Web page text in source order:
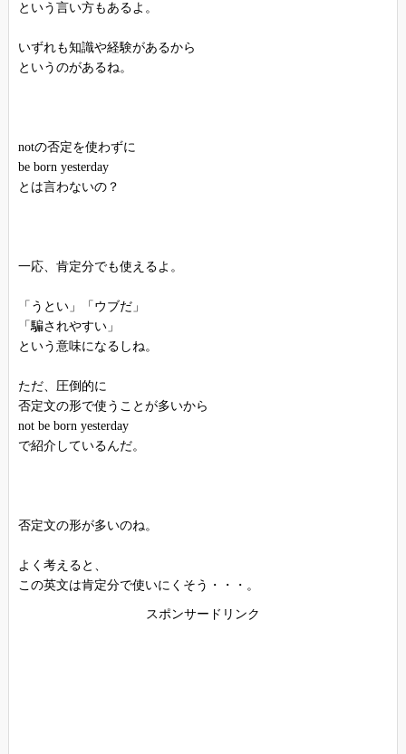
という言い方もあるよ。
いずれも知識や経験があるから
というのがあるね。
notの否定を使わずに
be born yesterday
とは言わないの？
一応、肯定分でも使えるよ。
「うとい」「ウブだ」
「騙されやすい」
という意味になるしね。
ただ、圧倒的に
否定文の形で使うことが多いから
not be born yesterday
で紹介しているんだ。
否定文の形が多いのね。
よく考えると、
この英文は肯定分で使いにくそう・・・。
スポンサードリンク